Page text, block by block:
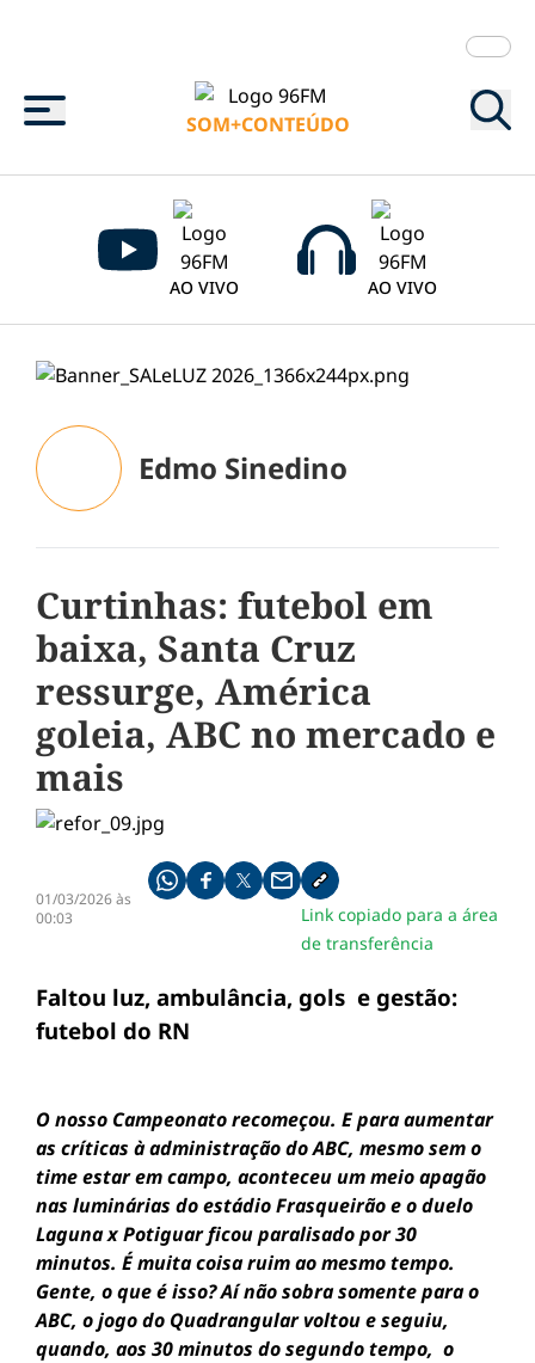
Menu
SOM+CONTEÚDO
AO VIVO AO VIVO
Edmo Sinedino
Curtinhas: futebol em
baixa, Santa Cruz
ressurge, América
goleia, ABC no mercado e
mais
01/03/2026 às
00:03
Compartilhe pelo whatsapp
Compartilhar no facebook
Compartilhar no twitter
Compartilhe pelo email
Copiar link da notícia
Link copiado para a área
de transferência
Faltou luz, ambulância, gols e gestão:
futebol do RN
O nosso Campeonato recomeçou. E para aumentar
as críticas à administração do ABC, mesmo sem o
time estar em campo, aconteceu um meio apagão
nas luminárias do estádio Frasqueirão e o duelo
Laguna x Potiguar ficou paralisado por 30
minutos. É muita coisa ruim ao mesmo tempo.
Gente, o que é isso? Aí não sobra somente para o
ABC, o jogo do Quadrangular voltou e seguiu,
quando, aos 30 minutos do segundo tempo, o